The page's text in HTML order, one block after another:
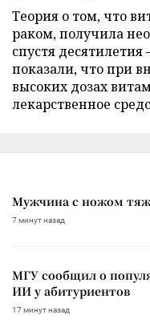
Теория о том, что
раком, получила
спустя
показали, что при
высоких дозах
лекарственное
Мужчина с ножом
7 минут назад
МГУ сообщил о
ИИ у абитуриентов
17 минут назад